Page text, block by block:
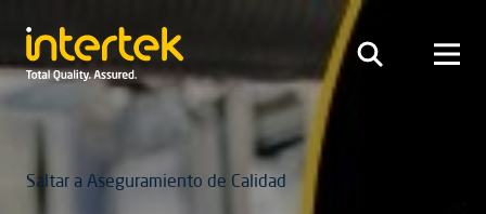
Saltar a Aseguramiento de Calidad